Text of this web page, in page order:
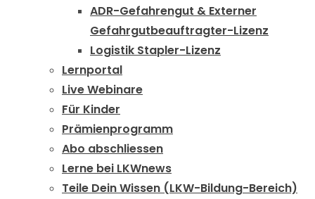
ADR-Gefahrengut & Externer
Gefahrgutbeauftragter-Lizenz
Logistik Stapler-Lizenz
Lernportal
Live Webinare
Für Kinder
Prämienprogramm
Abo abschliessen
Lerne bei LKWnews
Teile Dein Wissen (LKW-Bildung-Bereich)